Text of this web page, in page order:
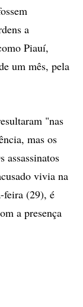
a
Piauí,
um mês, pela
"nas
mas os
assassinatos
vivia na
feira (29), é
a presença